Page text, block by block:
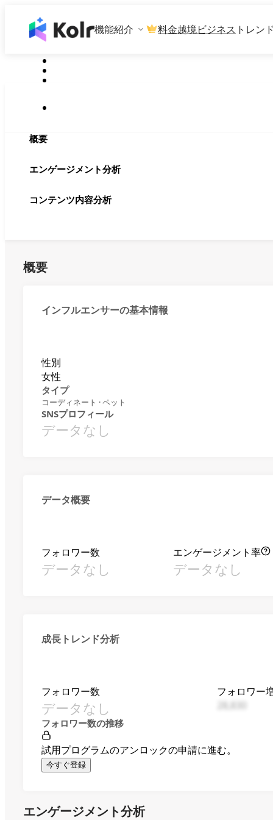
機能紹介 料金越境ビジネス トレン
概要
エンゲージメント分析
コンテンツ内容分析
概要
インフルエンサーの基本情報
性別
女性
タイプ
コーディネート · ペット
SNSプロフィール
データなし
データ概要
フォロワー数
データなし
エンゲージメント率
データなし
成長トレンド分析
フォロワー数
データなし
フォロワー
フォロワー数の推移
試用プログラムのアンロックの申請に進む。
今すぐ登録
エンゲージメント分析